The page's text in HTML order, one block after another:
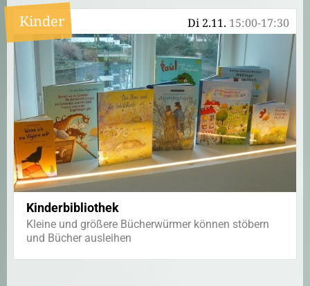
Di 2.11. 15:00-17:30
Kinder
Kinderbibliothek
Kleine und größere Bücherwürmer können stöbern
und Bücher ausleihen